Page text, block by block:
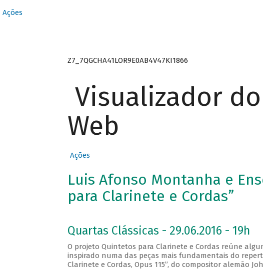
Ações
Z7_7QGCHA41LOR9E0AB4V47KI1866
Visualizador
Web
Ações
Luis Afonso Montanha e
para Clarinete e Cordas”
Quartas Clássicas - 29.06.2016 - 19h
O projeto Quintetos para Clarinete e Cordas reúne
inspirado numa das peças mais fundamentais do
Clarinete e Cordas, Opus 115”, do compositor alemão